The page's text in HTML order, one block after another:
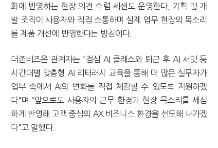
화에 반영하는 현장 의견 수렴 세션도 운영한다. 기획 및 개
발 조직이 사용자와 직접 소통하며 실제 업무 현장의 목소리
를 제품 개선에 반영한다는 방침이다.
더존비즈온 관계자는 "점심 AI 클래스와 퇴근 후 AI 서밋 등
시간대별 맞춤형 AI 리터러시 교육을 통해 더 많은 실무자가
업무 속에서 AI의 변화를 직접 체감할 수 있도록 지원하겠
다"며 "앞으로도 사용자의 근무 환경과 현장 목소리를 세심
하게 반영해 고객 중심의 AX 비즈니스 환경을 선도해 나가겠
다"고 말했다.